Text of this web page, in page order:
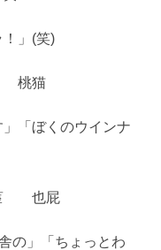
！」(笑)
桃猫
」「ぼくのウインナ
蓙 也屁
の」「ちょっとわ